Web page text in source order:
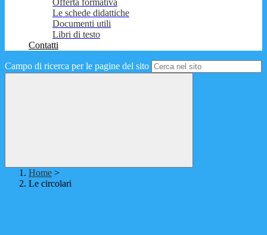
Offerta formativa
Le schede didattiche
Documenti utili
Libri di testo
Contatti
Campo di ricerca per le pagine del sito
Home >
Le circolari